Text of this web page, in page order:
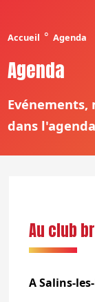
Accueil ° Agenda
Agenda
Evénements,
dans
Au club
A Salins-